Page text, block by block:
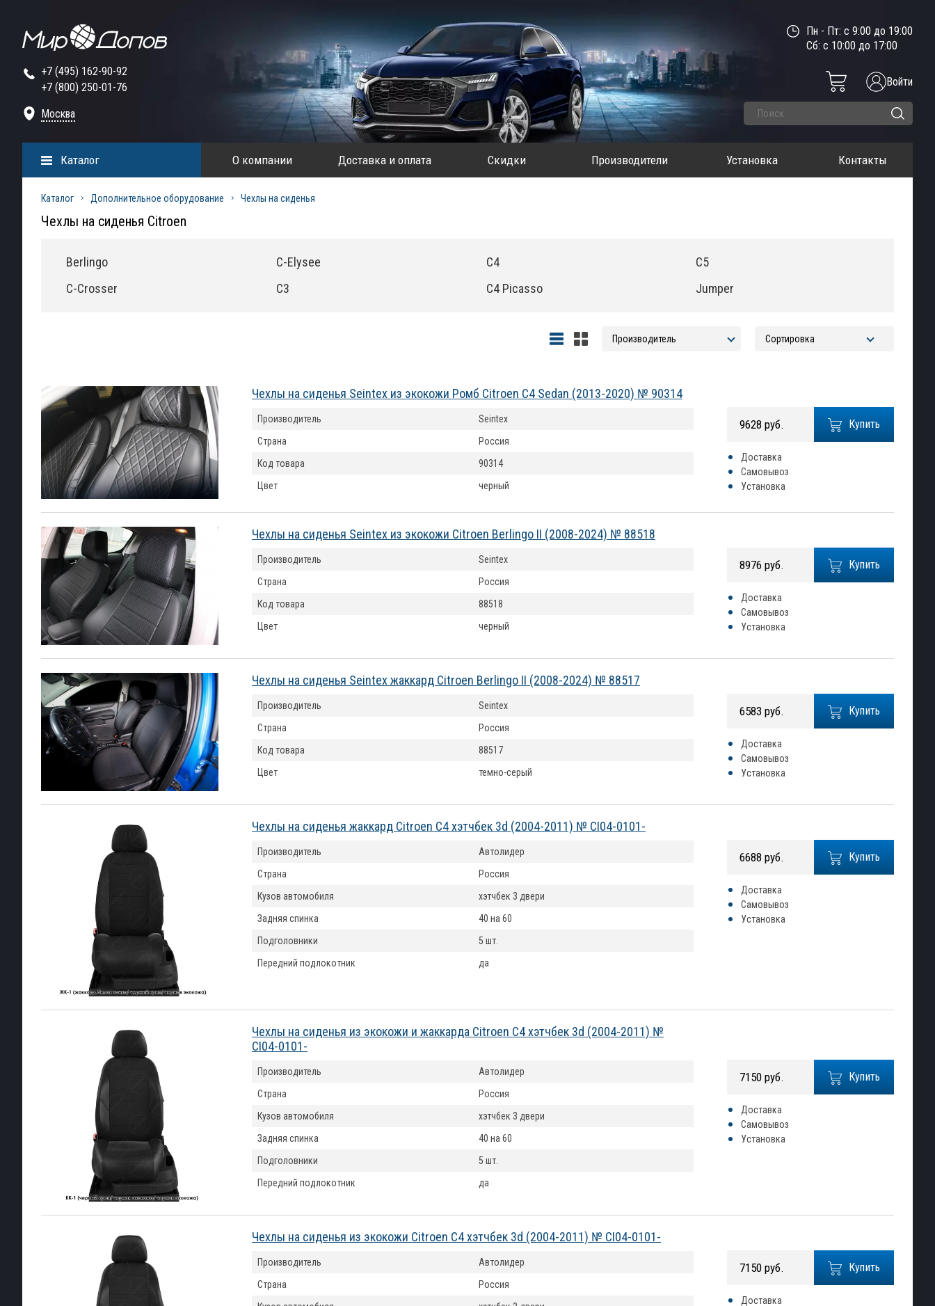
+7 (495) 162-90-92
+7 (800) 250-01-76
Москва
Пн - Пт: с 9:00 до 19:00
Сб: с 10:00 до 17:00
Войти
О компании Доставка и оплата Скидки Производители Установка Контакты
Каталог
Каталог Дополнительное оборудование Чехлы на сиденья
Чехлы на сиденья Citroen
Berlingo
C-Crosser
C-Elysee
C3
C4
C4 Picasso
C5
Jumper
Чехлы на сиденья Seintex из экокожи Ромб Citroen C4 Sedan (2013-2020) № 90314
Купить
9628 руб.
Доставка
Самовывоз
Установка
Производитель
Seintex
Страна
Россия
Код товара
90314
Цвет
черный
Чехлы на сиденья Seintex из экокожи Citroen Berlingo II (2008-2024) № 88518
Купить
8976 руб.
Доставка
Самовывоз
Установка
Производитель
Seintex
Страна
Россия
Код товара
88518
Цвет
черный
Чехлы на сиденья Seintex жаккард Citroen Berlingo II (2008-2024) № 88517
Купить
6583 руб.
Доставка
Самовывоз
Установка
Производитель
Seintex
Страна
Россия
Код товара
88517
Цвет
темно-серый
Чехлы на сиденья жаккард Citroen C4 хэтчбек 3d (2004-2011) № CI04-0101-
Купить
6688 руб.
Доставка
Самовывоз
Установка
Производитель
Автолидер
Страна
Россия
Кузов автомобиля
хэтчбек 3 двери
Задняя спинка
40 на 60
Подголовники
5 шт.
Передний подлокотник
да
Чехлы на сиденья из экокожи и жаккарда Citroen C4 хэтчбек 3d (2004-2011) №
CI04-0101-
Купить
7150 руб.
Доставка
Самовывоз
Установка
Производитель
Автолидер
Страна
Россия
Кузов автомобиля
хэтчбек 3 двери
Задняя спинка
40 на 60
Подголовники
5 шт.
Передний подлокотник
да
Чехлы на сиденья из экокожи Citroen C4 хэтчбек 3d (2004-2011) № CI04-0101-
Купить
7150 руб.
Доставка
Производитель
Автолидер
Страна
Россия